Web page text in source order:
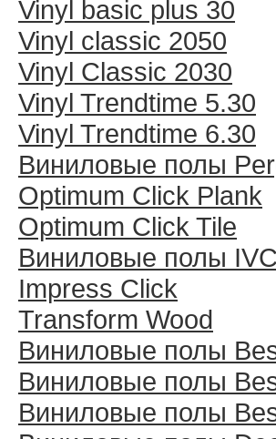
Vinyl basic plus 30
Vinyl classic 2050
Vinyl Classic 2030
Vinyl Trendtime 5.30
Vinyl Trendtime 6.30
Виниловые полы
Optimum Click Plank
Optimum Click Tile
Виниловые полы IVC
Impress Click
Transform Wood
Виниловые полы
Виниловые полы
Виниловые полы